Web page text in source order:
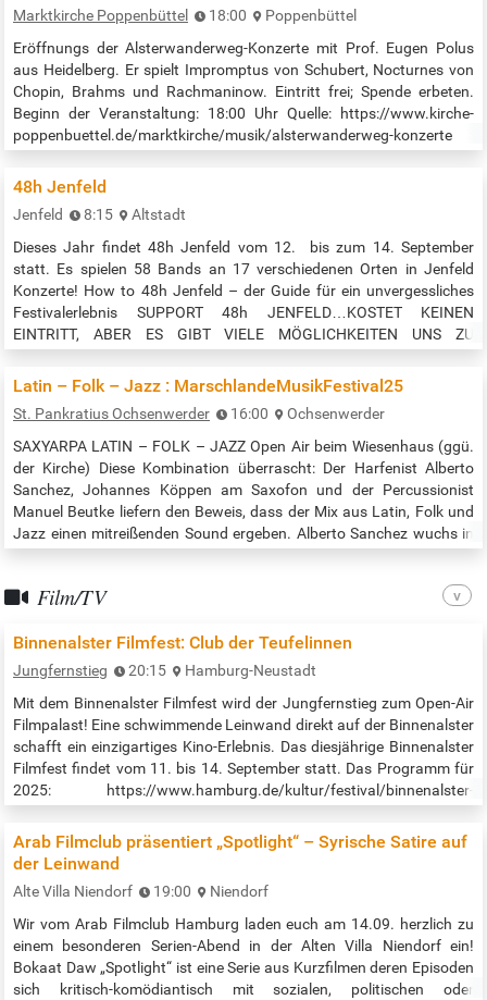
Marktkirche Poppenbüttel 18:00
Poppenbüttel
Eröffnungs der Alsterwanderweg-Konzerte mit Prof. Eugen Polus
aus Heidelberg. Er spielt Impromptus von Schubert, Nocturnes von
Chopin, Brahms und Rachmaninow. Eintritt frei; Spende erbeten.
Beginn der Veranstaltung: 18:00 Uhr Quelle: https://www.kirche-
poppenbuettel.de/marktkirche/musik/alsterwanderweg-konzerte
48h Jenfeld
Jenfeld 8:15
Altstadt
Dieses Jahr findet 48h Jenfeld vom 12. bis zum 14. September
statt. Es spielen 58 Bands an 17 verschiedenen Orten in Jenfeld
Konzerte! How to 48h Jenfeld – der Guide für ein unvergessliches
Festivalerlebnis SUPPORT 48h JENFELD…KOSTET KEINEN
EINTRITT, ABER ES GIBT VIELE MÖGLICHKEITEN UNS ZU
Team. Wertschätze Musiker:innen mit klingender Münze nach ihren
Latin – Folk – Jazz : MarschlandeMusikFestival25
St. Pankratius Ochsenwerder 16:00
Ochsenwerder
SAXYARPA LATIN – FOLK – JAZZ Open Air beim Wiesenhaus (ggü.
der Kirche) Diese Kombination überrascht: Der Harfenist Alberto
Sanchez, Johannes Köppen am Saxofon und der Percussionist
Manuel Beutke liefern den Beweis, dass der Mix aus Latin, Folk und
Jazz einen mitreißenden Sound ergeben. Alberto Sanchez wuchs in
Jahren nach…
Film/TV
Binnenalster Filmfest: Club der Teufelinnen
Jungfernstieg 20:15
Hamburg-Neustadt
Mit dem Binnenalster Filmfest wird der Jungfernstieg zum Open-Air
Filmpalast! Eine schwimmende Leinwand direkt auf der Binnenalster
schafft ein einzigartiges Kino-Erlebnis. Das diesjährige Binnenalster
Filmfest findet vom 11. bis 14. September statt. Das Programm für
2025: https://www.hamburg.de/kultur/festival/binnenalster-
Verein Lebendiger Jungfernstieg e.V. wird der weltberühmte Platz
zum…
Arab Filmclub präsentiert „Spotlight“ – Syrische Satire auf
der Leinwand
Alte Villa Niendorf 19:00
Niendorf
Wir vom Arab Filmclub Hamburg laden euch am 14.09. herzlich zu
einem besonderen Serien-Abend in der Alten Villa Niendorf ein!
Bokaat Daw „Spotlight“ ist eine Serie aus Kurzfilmen deren Episoden
sich kritisch-komödiantisch mit sozialen, politischen oder